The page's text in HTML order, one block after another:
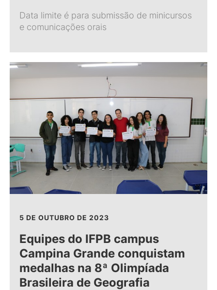
Data limite é para submissão de minicursos
e comunicações orais
5 DE OUTUBRO DE 2023
Equipes do IFPB campus
Campina Grande conquistam
medalhas na 8ª Olimpíada
Brasileira de Geografia